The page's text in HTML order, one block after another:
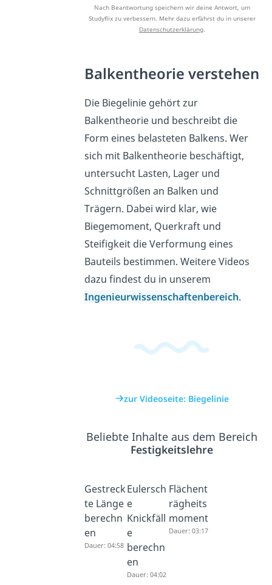
Nach Beantwortung speichern wir deine Antwort, um
Studyflix zu verbessern. Mehr dazu erfährst du in unserer
Datenschutzerklärung.
Balkentheorie verstehen
Die Biegelinie gehört zur
Balkentheorie und beschreibt die
Form eines belasteten Balkens. Wer
sich mit Balkentheorie beschäftigt,
untersucht Lasten, Lager und
Schnittgrößen an Balken und
Trägern. Dabei wird klar, wie
Biegemoment, Querkraft und
Steifigkeit die Verformung eines
Bauteils bestimmen. Weitere Videos
dazu findest du in unserem
Ingenieurwissenschaftenbereich.
zur Videoseite: Biegelinie
Beliebte Inhalte aus dem Bereich
Festigkeitslehre
Gestreck
te Länge
berechn
en
Dauer: 04:58
Eulersch
e
Knickfäll
e
berechn
en
Dauer: 04:02
Flächent
rägheits
moment
Dauer: 03:17